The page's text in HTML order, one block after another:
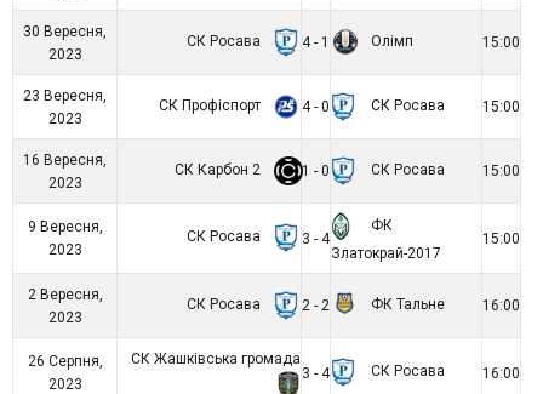
30 Вересня,
2023
СК Росава 4 - 1 Олімп 15:00
23 Вересня,
2023
СК Профіспорт 4 - 0 СК Росава 15:00
16 Вересня,
2023
СК Карбон 2 1 - 0 СК Росава 15:00
9 Вересня,
2023
СК Росава 3 - 4
ФК
Златокрай-2017
15:00
2 Вересня,
2023
СК Росава 2 - 2 ФК Тальне 16:00
26 Серпня,
2023
СК Жашківська громада
3 - 4
СК Росава 16:00